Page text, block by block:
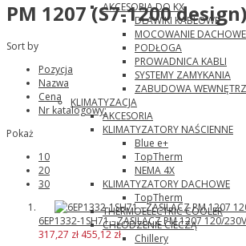
AKCESORIA DO KX
DŁAWIKI KABLOWE
MOCOWANIE
PODŁOGA
PROWADNICA KABLI
SYSTEMY ZAMYKANIA
ZABUDOWA
KLIMATYZACJA
AKCESORIA
KLIMATYZATORY NAŚCIENNE
Blue e+
TopTherm
NEMA 4X
KLIMATYZATORY DACHOWE
TopTherm
THERMOELECTRIC COOLER
CHŁODZENIE CIECZĄ
Chillery
PM 1207 (S7-1200 design)
Sort by
Pozycja
Nazwa
Cena
Nr katalogowy:
Pokaż
10
20
30
6EP1332-1SH71 - ZASILACZ PM 1207 120/
317,27 zł 455,12 zł